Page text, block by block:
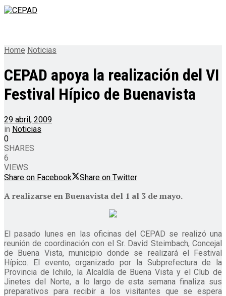
Home Noticias
CEPAD apoya la realización del VI
Festival Hípico de Buenavista
29 abril, 2009
in Noticias
0
SHARES
6
VIEWS
Share on Facebook
Share on Twitter
A realizarse en Buenavista del 1 al 3 de mayo.
El pasado lunes en las oficinas del CEPAD se realizó una
reunión de coordinación con el Sr. David Steimbach, Concejal
de Buena Vista, municipio donde se realizará el Festival
Hípico. El evento, organizado por la Subprefectura de la
Provincia de Ichilo, la Alcaldía de Buena Vista y el Club de
Jinetes del Norte, a lo largo de esta semana finaliza sus
preparativos para recibir a los visitantes que se espera